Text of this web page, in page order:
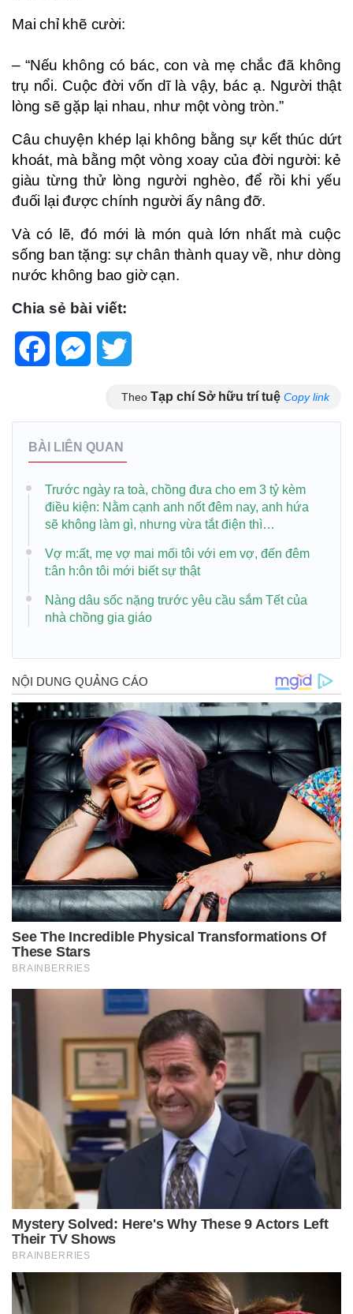
Mai chỉ khẽ cười:
– “Nếu không có bác, con và mẹ chắc đã không
trụ nổi. Cuộc đời vốn dĩ là vậy, bác ạ. Người thật
lòng sẽ gặp lại nhau, như một vòng tròn.”
Câu chuyện khép lại không bằng sự kết thúc dứt
khoát, mà bằng một vòng xoay của đời người: kẻ
giàu từng thử lòng người nghèo, để rồi khi yếu
đuối lại được chính người ấy nâng đỡ.
Và có lẽ, đó mới là món quà lớn nhất mà cuộc
sống ban tặng: sự chân thành quay về, như dòng
nước không bao giờ cạn.
Chia sẻ bài viết:
FacebookMessenger
Theo Tạp chí Sở hữu trí tuệ Copy link
BÀI LIÊN QUAN
Trước ngày ra toà, chồng đưa cho em 3 tỷ kèm
điều kiện: Nằm cạnh anh nốt đêm nay, anh hứa
sẽ không làm gì, nhưng vừa tắt điện thì…
Vợ m:ất, mẹ vợ mai mối tôi với em vợ, đến đêm
t:ân h:ôn tôi mới biết sự thật
Nàng dâu sốc nặng trước yêu cầu sắm Tết của
nhà chồng gia giáo